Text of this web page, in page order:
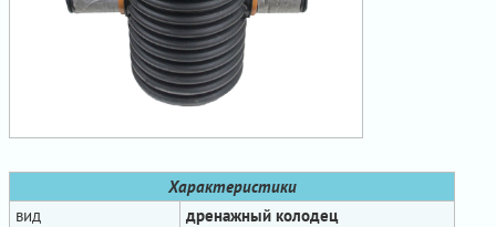
Характеристики
вид
дренажный колодец